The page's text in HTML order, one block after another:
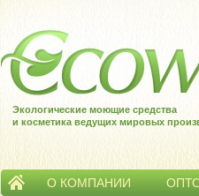
Экологические моющие средства
и косметика ведущих мировых
О КОМПАНИИ